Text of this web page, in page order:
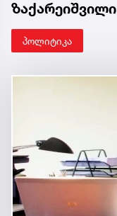
ზაქარეიშვილი
პოლიტიკა